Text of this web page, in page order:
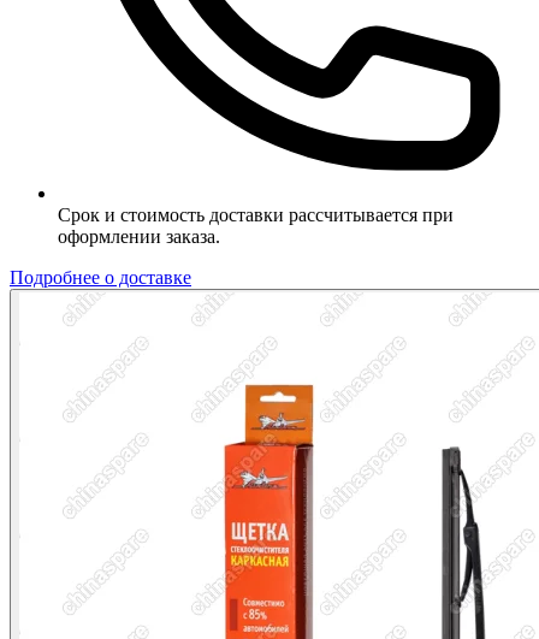
Срок и стоимость доставки рассчитывается при
оформлении заказа.
Подробнее о доставке